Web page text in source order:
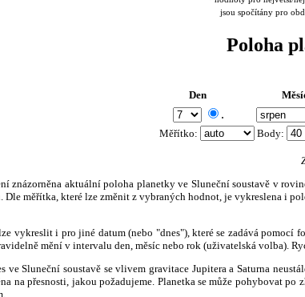
jsou spočítány pro
Poloha
Den
.
Měřítko: Body:
znázorněna aktuální poloha planetky ve Sluneční soustavě v
měřítka, které lze změnit z vybraných hodnot, je vykreslena i
vykreslit i pro jiné datum (nebo "dnes"), které se zadává pomocí
mění v intervalu den, měsíc nebo rok (uživatelská volba).
ve Sluneční soustavě se vlivem gravitace Jupitera a Saturna
na přesnosti, jakou požadujeme. Planetka se může pohybovat